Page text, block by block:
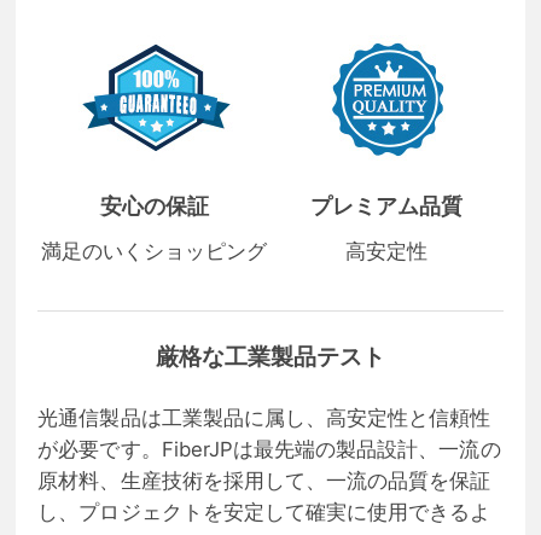
安心の保証
満足のいくショッピング
プレミアム品質
高安定性
厳格な工業製品テスト
光通信製品は工業製品に属し、高安定性と信頼性
が必要です。FiberJPは最先端の製品設計、一流の
原材料、生産技術を採用して、一流の品質を保証
し、プロジェクトを安定して確実に使用できるよ